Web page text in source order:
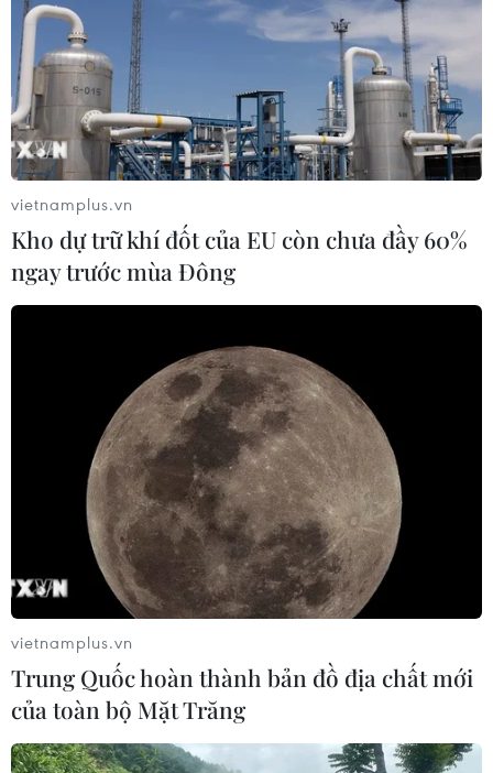
năm 2019 sẽ mang lại nguồn dữ liệu trung thực cho xây
dựng chính sách.
Kiến nghị sửa đổi các quy định về xử lý vi
phạm chính sách dân số
08/01/2018 04:42
Chương trình hành động của Chính phủ sẽ rà soát, kiến
nghị điều chỉnh hoặc bãi bỏ các quy định về xử lý vi
phạm trong công tác dân số không phù hợp với quy
định của pháp luật.
vietnamplus.vn
Kho dự trữ khí đốt của EU còn chưa đầy 60%
ngay trước mùa Đông
vietnamplus.vn
Trung Quốc hoàn thành bản đồ địa chất mới
của toàn bộ Mặt Trăng